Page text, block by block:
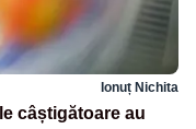
Ionuț Nichita
câștigătoare au